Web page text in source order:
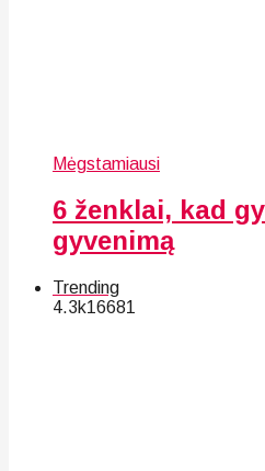
Mėgstamiausi
6 ženklai, kad
gyvenimą
Trending
4.3k16681